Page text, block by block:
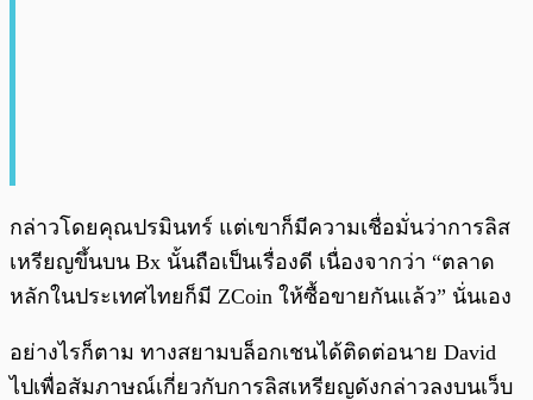
กล่าวโดยคุณปรมินทร์ แต่เขาก็มีความเชื่อมั่นว่าการลิส
เหรียญขึ้นบน Bx นั้นถือเป็นเรื่องดี เนื่องจากว่า “ตลาด
หลักในประเทศไทยก็มี ZCoin ให้ซื้อขายกันแล้ว” นั่นเอง
อย่างไรก็ตาม ทางสยามบล็อกเชนได้ติดต่อนาย David
ไปเพื่อสัมภาษณ์เกี่ยวกับการลิสเหรียญดังกล่าวลงบนเว็บ